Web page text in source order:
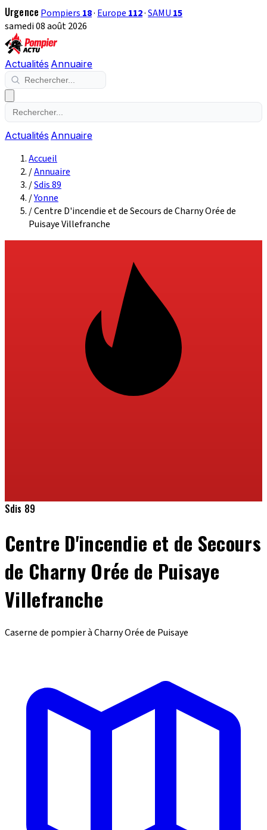
Urgence Pompiers 18· Europe 112·SAMU 15
samedi 08 août 2026
Actualités Annuaire
Actualités Annuaire
Accueil
/Annuaire
/Sdis 89
/Yonne
/Centre D'incendie et de Secours de Charny Orée de
Puisaye Villefranche
Sdis 89
Centre D'incendie et de Secours
de Charny Orée de Puisaye
Villefranche
Caserne de pompier à Charny Orée de Puisaye